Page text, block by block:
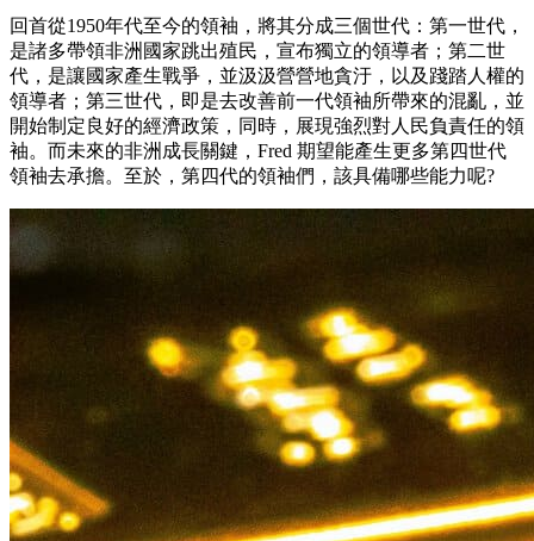
回首從1950年代至今的領袖，將其分成三個世代：第一世代，
是諸多帶領非洲國家跳出殖民，宣布獨立的領導者；第二世
代，是讓國家產生戰爭，並汲汲營營地貪汙，以及踐踏人權的
領導者；第三世代，即是去改善前一代領袖所帶來的混亂，並
開始制定良好的經濟政策，同時，展現強烈對人民負責任的領
袖。而未來的非洲成長關鍵，Fred 期望能產生更多第四世代
領袖去承擔。至於，第四代的領袖們，該具備哪些能力呢?